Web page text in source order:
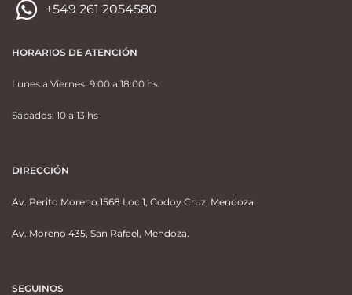
+549 261 2054580
HORARIOS DE ATENCIÓN
Lunes a Viernes: 9.00 a 18:00 hs.
Sábados: 10 a 13 hs
DIRECCIÓN
Av. Perito Moreno 1568 Loc 1, Godoy Cruz, Mendoza
Av. Moreno 435, San Rafael, Mendoza.
SEGUINOS